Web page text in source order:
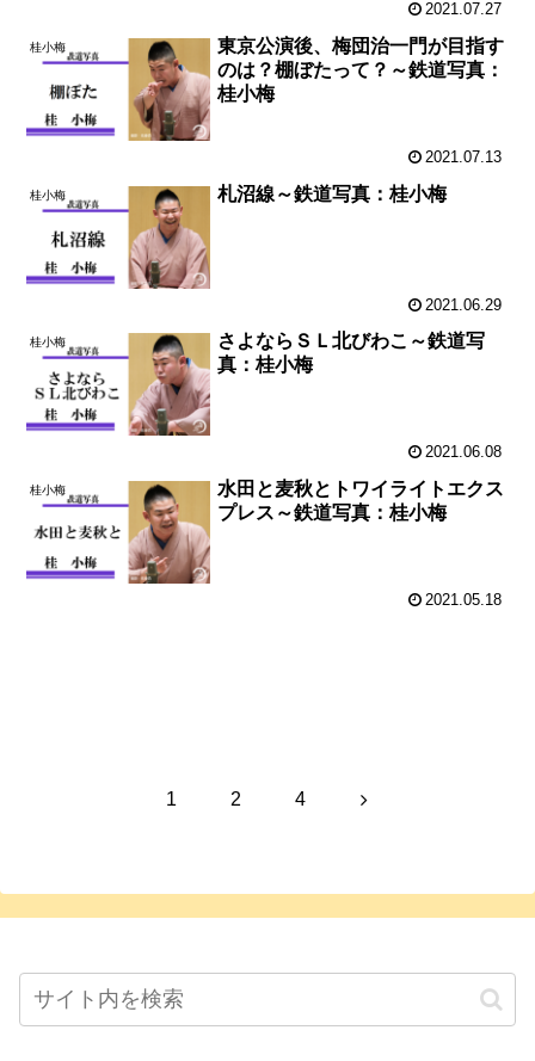
2021.07.27
桂小梅
東京公演後、梅団治一門が目指す
のは？棚ぼたって？～鉄道写真：
桂小梅
2021.07.13
桂小梅 札沼線～鉄道写真：桂小梅
2021.06.29
桂小梅
さよならＳＬ北びわこ～鉄道写
真：桂小梅
2021.06.08
桂小梅
水田と麦秋とトワイライトエクス
プレス～鉄道写真：桂小梅
2021.05.18
1 2 4 次